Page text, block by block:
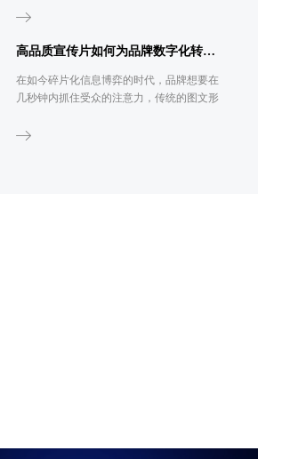
视频?”要回答这个问题，我们首先得把基础
传片剪短一点，其实不然。
高品质宣传片如何为品牌数字化转型赋能
在如今碎片化信息博弈的时代，品牌想要在
几秒钟内抓住受众的注意力，传统的图文形
体的强有力输出载体，正逐渐从企业的“加分